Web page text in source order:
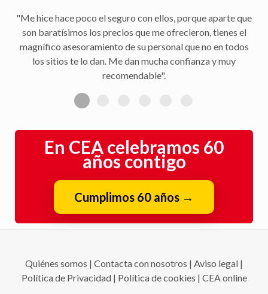
"Me hice hace poco el seguro con ellos, porque aparte que
son baratísimos los precios que me ofrecieron, tienes el
magnífico asesoramiento de su personal que no en todos
los sitios te lo dan. Me dan mucha confianza y muy
recomendable".
En CEA celebramos 60
años contigo
Cumplimos 60 años →
Quiénes somos | Contacta con nosotros | Aviso legal |
Política de Privacidad| Política de cookies | CEA online